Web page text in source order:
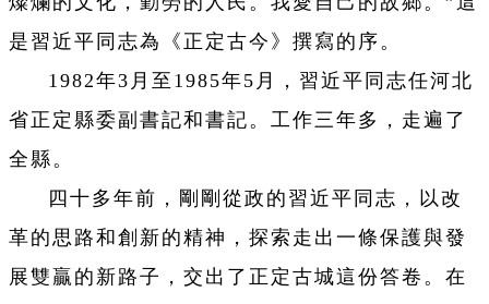
是習近平同志為《正定古今》撰寫的序。
1982年3月至1985年5月，習近平同志任河北
省正定縣委副書記和書記。工作三年多，走遍了
全縣。
四十多年前，剛剛從政的習近平同志，以改
革的思路和創新的精神，探索走出一條保護與發
展雙贏的新路子，交出了正定古城這份答卷。在